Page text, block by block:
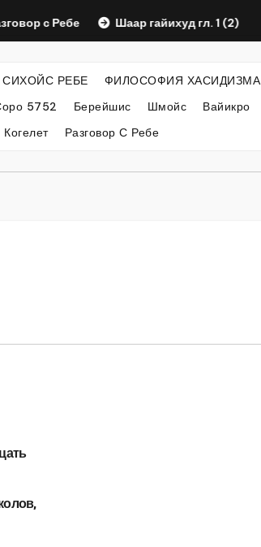
с Ребе Шаар гайихуд гл. 1 (2)
СИХОЙС РЕБЕ ФИЛОСОФИЯ ХАСИДИЗМА
5752 Берейшис Шмойс Вайикро
Когелет Разговор С Ребе